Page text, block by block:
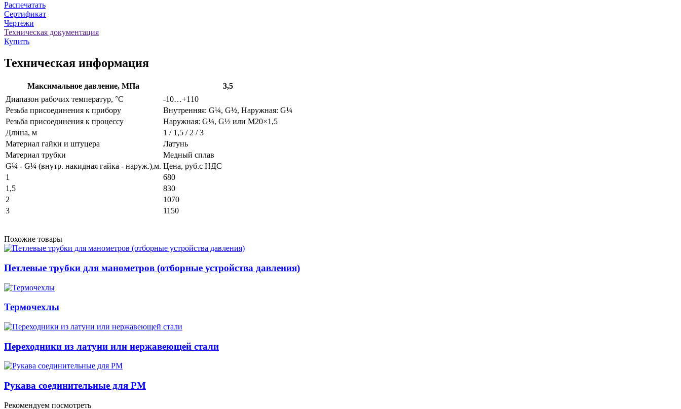
Распечатать
Сертификат
Чертежи
Техническая документация
Купить
Техническая информация
Максимальное давление, МПа
3,5
Диапазон рабочих температур, °С
-10…+110
Резьба присоединения к прибору
Внутренняя: G¼, G½, Наружная: G¼
Резьба присоединения к процессу
Наружная: G¼, G½ или M20×1,5
Длина, м
1 / 1,5 / 2 / 3
Материал гайки и штуцера
Латунь
Материал трубки
Медный сплав
G¼ - G¼ (внутр. накидная гайка - наруж.),м. Цена, руб.с НДС
1
680
1,5
830
2
1070
3
1150
Похожие товары
Петлевые трубки для манометров (отборные устройства давления)
Термочехлы
Переходники из латуни или нержавеющей стали
Рукава соединительные для РМ
Рекомендуем посмотреть